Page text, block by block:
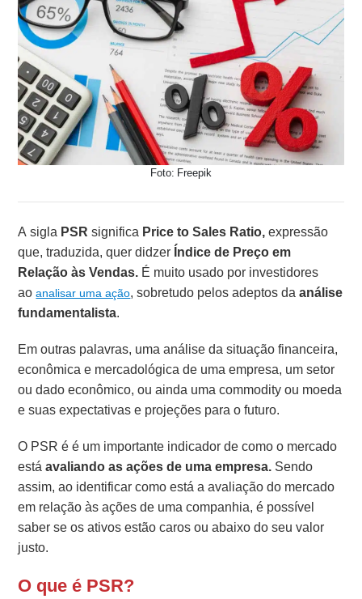
Foto: Freepik
A sigla PSRsignifica Price to Sales Ratio,expressão
que, traduzida, quer didzer Índice de Preço em
Relação às Vendas. É muito usado por investidores
ao analisar uma ação, sobretudo pelos adeptos daanálise
fundamentalista.
Em outras palavras, uma análise da situação financeira,
econômica e mercadológica de uma empresa, um setor
ou dado econômico, ou ainda uma commodity ou moeda
e suas expectativas e projeções para o futuro.
O PSR é é um importante indicador de como o mercado
estáavaliando as ações de uma empresa. Sendo
assim, ao identificar como está a avaliação do mercado
em relação às ações de uma companhia, é possível
saber se os ativos estão caros ou abaixo do seu valor
justo.
O que é PSR?